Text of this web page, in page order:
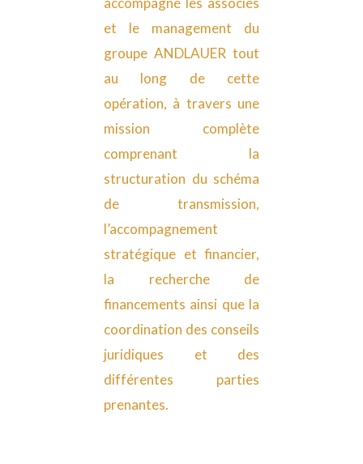
et le management du
groupe ANDLAUER tout
au long de cette
opération, à travers une
mission complète
comprenant la
structuration du schéma
de transmission,
l’accompagnement
stratégique et financier,
la recherche de
financements ainsi que la
coordination des conseils
juridiques et des
différentes parties
prenantes.